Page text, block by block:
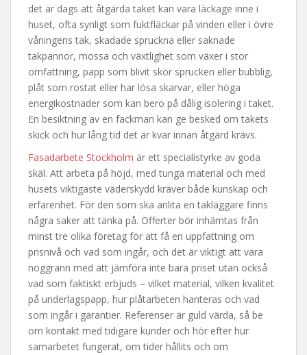
det är dags att åtgärda taket kan vara läckage inne i
huset, ofta synligt som fuktfläckar på vinden eller i övre
våningens tak, skadade spruckna eller saknade
takpannor, mossa och växtlighet som växer i stor
omfattning, papp som blivit skör sprucken eller bubblig,
plåt som rostat eller har lösa skarvar, eller höga
energikostnader som kan bero på dålig isolering i taket.
En besiktning av en fackman kan ge besked om takets
skick och hur lång tid det är kvar innan åtgärd krävs.
Fasadarbete Stockholm är ett specialistyrke av goda
skäl. Att arbeta på höjd, med tunga material och med
husets viktigaste väderskydd kräver både kunskap och
erfarenhet. För den som ska anlita en takläggare finns
några saker att tänka på. Offerter bör inhämtas från
minst tre olika företag för att få en uppfattning om
prisnivå och vad som ingår, och det är viktigt att vara
noggrann med att jämföra inte bara priset utan också
vad som faktiskt erbjuds – vilket material, vilken kvalitet
på underlagspapp, hur plåtarbeten hanteras och vad
som ingår i garantier. Referenser är guld värda, så be
om kontakt med tidigare kunder och hör efter hur
samarbetet fungerat, om tider hållits och om